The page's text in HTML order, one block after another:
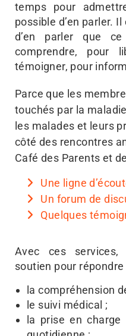
temps pour
possible d’en parler.
d’en parler que
comprendre, pour
témoigner, pour
Parce que les
touchés par la
les malades et leurs
côté des rencontres
Café des Parents et
Une ligne
Un forum de
Quelques
Avec ces services,
soutien pour
la compréhension
le suivi médical ;
la prise en